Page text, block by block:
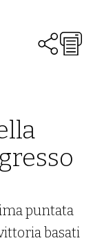
puntata
basati